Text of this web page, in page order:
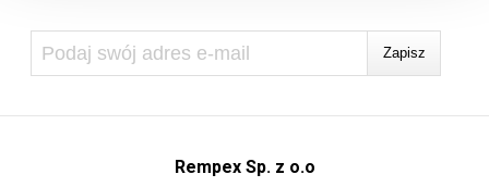
Rempex Sp. z o.o